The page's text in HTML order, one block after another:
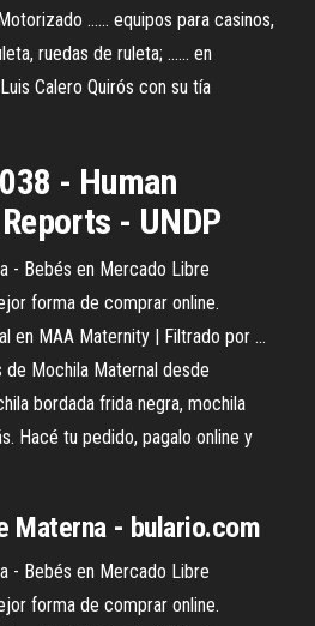
...... equipos para casinos,
ruedas de ruleta; ...... en
Calero Quirós con su tía
- Human
- UNDP
- Bebés en Mercado Libre
forma de comprar online.
en MAA Maternity | Filtrado por ...
Mochila Maternal desde
bordada frida negra, mochila
Hacé tu pedido, pagalo online y
Materna - bulario.com
- Bebés en Mercado Libre
forma de comprar online.